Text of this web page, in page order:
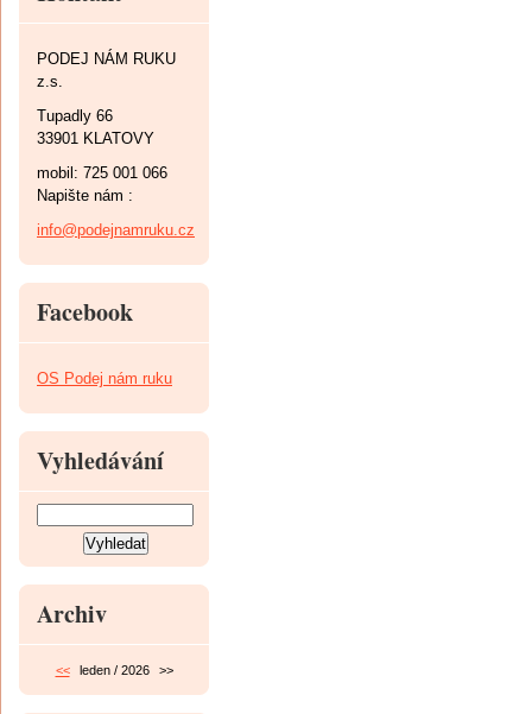
PODEJ NÁM RUKU
z.s.
Tupadly 66
33901 KLATOVY
mobil: 725 001 066
Napište nám :
info@podejnamruku.cz
Facebook
OS Podej nám ruku
Vyhledávání
Archiv
<< leden / 2026 >>